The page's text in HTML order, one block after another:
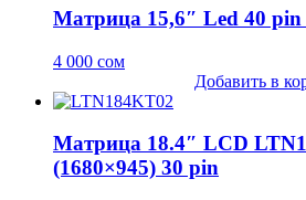
Матрица 15,6″ Led 40
4 000 сом
Добавить в
Матрица 18.4″ LCD
(1680×945) 30 pin